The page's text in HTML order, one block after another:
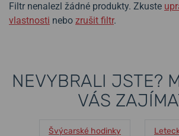
Filtr nenalezl žádné produkty. Zkuste
vlastnosti nebo zrušit filtr.
NEVYBRALI JSTE?
VÁS
Švýcarské hodinky